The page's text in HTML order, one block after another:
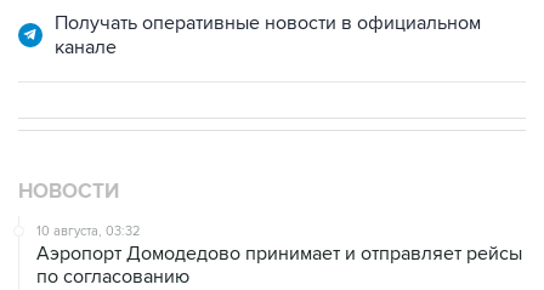
Получать оперативные новости в официальном
канале
НОВОСТИ
10 августа, 03:32
Аэропорт Домодедово принимает и отправляет рейсы
по согласованию